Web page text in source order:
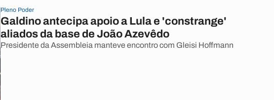
Pleno Poder
Galdino antecipa apoio a Lula e 'constrange'
aliados da base de João Azevêdo
Presidente da Assembleia manteve encontro com Gleisi Hoffmann